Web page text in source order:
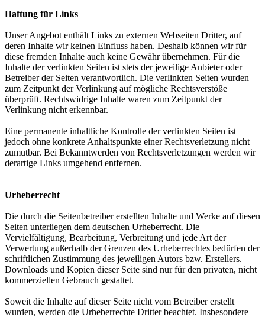
Haftung für Links
Unser Angebot enthält Links zu externen Webseiten Dritter, auf
deren Inhalte wir keinen Einfluss haben. Deshalb können wir für
diese fremden Inhalte auch keine Gewähr übernehmen. Für die
Inhalte der verlinkten Seiten ist stets der jeweilige Anbieter oder
Betreiber der Seiten verantwortlich. Die verlinkten Seiten wurden
zum Zeitpunkt der Verlinkung auf mögliche Rechtsverstöße
überprüft. Rechtswidrige Inhalte waren zum Zeitpunkt der
Verlinkung nicht erkennbar.
Eine permanente inhaltliche Kontrolle der verlinkten Seiten ist
jedoch ohne konkrete Anhaltspunkte einer Rechtsverletzung nicht
zumutbar. Bei Bekanntwerden von Rechtsverletzungen werden wir
derartige Links umgehend entfernen.
Urheberrecht
Die durch die Seitenbetreiber erstellten Inhalte und Werke auf diesen
Seiten unterliegen dem deutschen Urheberrecht. Die
Vervielfältigung, Bearbeitung, Verbreitung und jede Art der
Verwertung außerhalb der Grenzen des Urheberrechtes bedürfen der
schriftlichen Zustimmung des jeweiligen Autors bzw. Erstellers.
Downloads und Kopien dieser Seite sind nur für den privaten, nicht
kommerziellen Gebrauch gestattet.
Soweit die Inhalte auf dieser Seite nicht vom Betreiber erstellt
wurden, werden die Urheberrechte Dritter beachtet. Insbesondere